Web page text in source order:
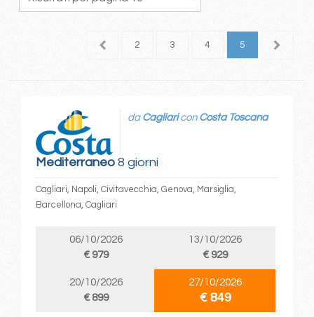
1 2 3 4 5
Mediterraneo8 giorni
da Cagliaricon Costa Toscana
Cagliari, Napoli, Civitavecchia, Genova, Marsiglia,
Barcellona, Cagliari
06/10/2026
€ 979
13/10/2026
€ 929
20/10/2026
€ 899
27/10/2026
€ 849